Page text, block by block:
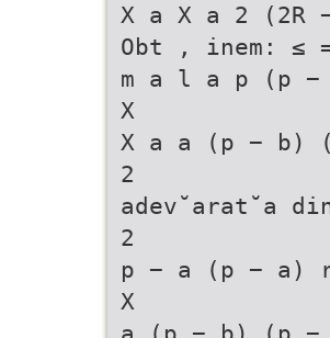
X a X a 2
Obt , inem: ≤
m a l a p (p
X
X a a (p − b)
2
adev˘arat˘a
2
p − a (p − a)
X